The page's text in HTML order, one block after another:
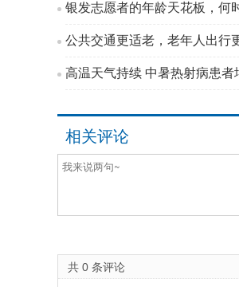
银发志愿者的年龄天花板，何
公共交通更适老，老年人出行
高温天气持续 中暑热射病患者
相关评论
共 0 条评论